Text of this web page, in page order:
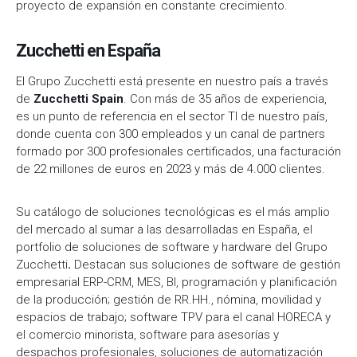
proyecto de expansión en constante crecimiento.
Zucchetti en España
El Grupo Zucchetti está presente en nuestro país a través
de Zucchetti Spain. Con más de 35 años de experiencia,
es un punto de referencia en el sector TI de nuestro país,
donde cuenta con 300 empleados y un canal de partners
formado por 300 profesionales certificados, una facturación
de 22 millones de euros en 2023 y más de 4.000 clientes.
Su catálogo de soluciones tecnológicas es el más amplio
del mercado al sumar a las desarrolladas en España, el
portfolio de soluciones de software y hardware del Grupo
Zucchetti. Destacan sus soluciones de software de gestión
empresarial ERP-CRM, MES, BI, programación y planificación
de la producción; gestión de RR.HH., nómina, movilidad y
espacios de trabajo; software TPV para el canal HORECA y
el comercio minorista, software para asesorías y
despachos profesionales, soluciones de automatización